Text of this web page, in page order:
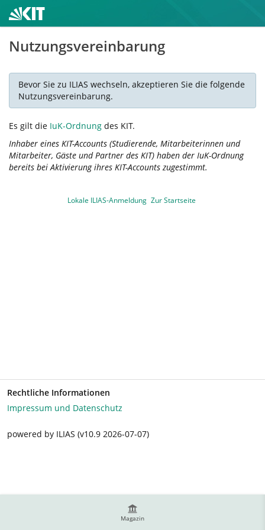
Magazin
Nutzungsvereinbarung
Bevor Sie zu ILIAS wechseln, akzeptieren Sie die folgende
Nutzungsvereinbarung.
Es gilt die IuK-Ordnung des KIT.
Inhaber eines KIT-Accounts (Studierende, Mitarbeiterinnen und
Mitarbeiter, Gäste und Partner des KIT) haben der IuK-Ordnung
bereits bei Aktivierung ihres KIT-Accounts zugestimmt.
Lokale ILIAS-Anmeldung Zur Startseite
Rechtliche Informationen
Impressum und Datenschutz
powered by ILIAS (v10.9 2026-07-07)